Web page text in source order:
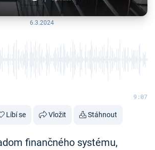
6.3.2024
9:07
Líbí se Vložit Stáhnout
finančného systému,